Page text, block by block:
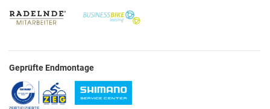
Geprüfte Endmontage